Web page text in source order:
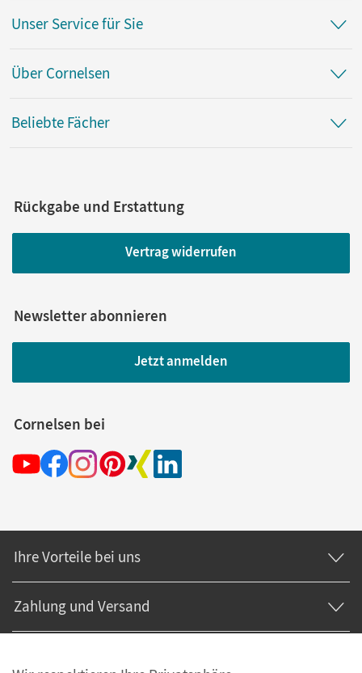
Unser Service für Sie
Über Cornelsen
Beliebte Fächer
Rückgabe und Erstattung
Vertrag widerrufen
Newsletter abonnieren
Jetzt anmelden
Cornelsen bei
Ihre Vorteile bei uns
Zahlung und Versand